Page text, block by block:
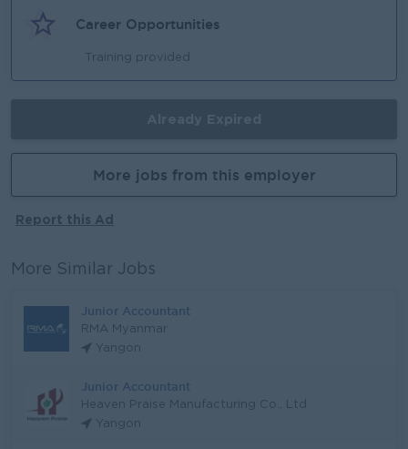
Career Opportunities
Training provided
More jobs from this employer
Report this Ad
More Similar Jobs
Junior Accountant
RMA Myanmar
Yangon
Junior Accountant
Heaven Praise Manufacturing Co., Ltd
Yangon